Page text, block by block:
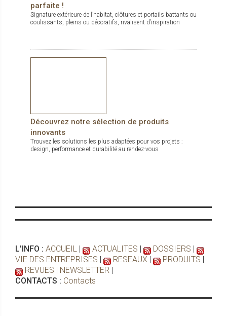
parfaite !
Signature extérieure de l’habitat, clôtures et portails battants ou
coulissants, pleins ou décoratifs, rivalisent d’inspiration
Découvrez notre sélection de produits
innovants
Trouvez les solutions les plus adaptées pour vos projets :
design, performance et durabilité au rendez-vous
L'INFO : ACCUEIL ACTUALITES DOSSIERS
VIE DES ENTREPRISES
RESEAUX PRODUITS
REVUES
NEWSLETTER
CONTACTS : Contacts